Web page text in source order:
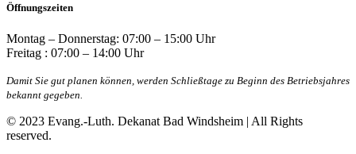
Öffnungszeiten
Montag – Donnerstag: 07:00 – 15:00 Uhr
Freitag : 07:00 – 14:00 Uhr
Damit Sie gut planen können, werden Schließtage zu Beginn des Betriebsjahres
bekannt gegeben.
© 2023 Evang.-Luth. Dekanat Bad Windsheim | All Rights
reserved.